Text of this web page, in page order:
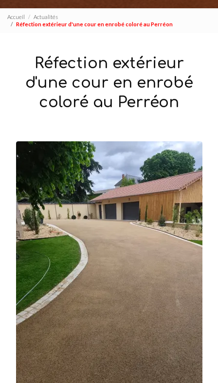
Accueil
Actualités
Réfection extérieur d'une cour en enrobé coloré au Perréon
Réfection extérieur
d'une cour en enrobé
coloré au Perréon